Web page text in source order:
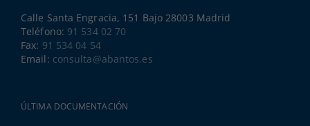
Calle Santa Engracia, 151 Bajo 28003 Madrid
Teléfono: 91 534 02 70
Fax: 91 534 04 54
Email: consulta@abantos.es
ÚLTIMA DOCUMENTACIÓN